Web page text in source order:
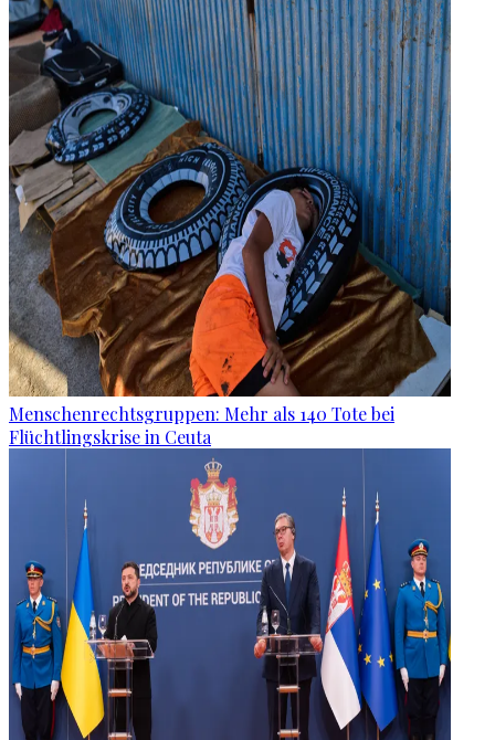
Menschenrechtsgruppen: Mehr als 140 Tote bei
Flüchtlingskrise in Ceuta